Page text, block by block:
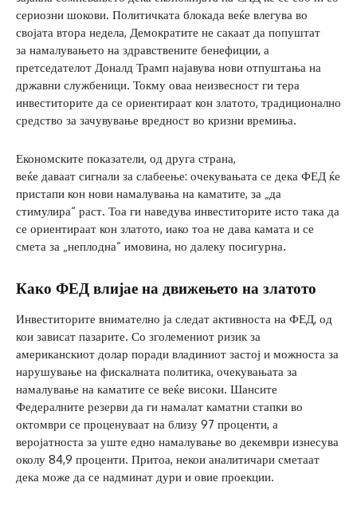
сериозни шокови. Политичката блокада веќе влегува во
својата втора недела, Демократите не сакаат да попуштат
за намалувањето на здравствените бенефиции, а
претседателот Доналд Трамп најавува нови отпуштања на
државни службеници. Токму оваа неизвесност ги тера
инвеститорите да се ориентираат кон златото, традиционално
средство за зачувување вредност во кризни времиња.
Економските показатели, од друга страна,
веќе даваат сигнали за слабеење: очекувањата се дека ФЕД ќе
пристапи кон нови намалувања на каматите, за „да
стимулира“ раст. Тоа ги наведува инвеститорите исто така да
се ориентираат кон златото, иако тоа не дава камата и се
смета за „неплодна“ имовина, но далеку посигурна.
Како ФЕД влијае на движењето на златото
Инвеститорите внимателно ја следат активноста на ФЕД, од
кои зависат пазарите. Со зголемениот ризик за
американскиот долар поради владиниот застој и можноста за
нарушување на фискалната политика, очекувањата за
намалување на каматите се веќе високи. Шансите
Федералните резерви да ги намалат каматни стапки во
октомври се проценуваат на близу 97 проценти, а
веројатноста за уште едно намалување во декември изнесува
околу 84,9 проценти. Притоа, некои аналитичари сметаат
дека може да се надминат дури и овие проекции.